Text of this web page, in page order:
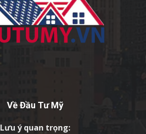
Về Đầu Tư Mỹ
Lưu ý quan trọng: